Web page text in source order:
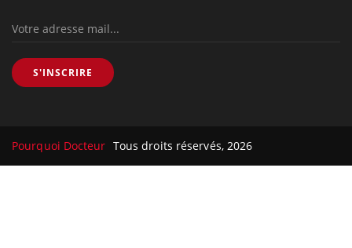
S'INSCRIRE
Pourquoi Docteur Tous droits réservés, 2026